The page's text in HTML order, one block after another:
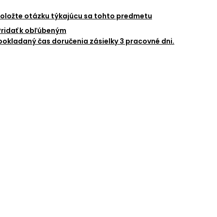
otázku týkajúcu sa tohto predmetu
k obľúbeným
čas doručenia zásielky 3 pracovné dni.